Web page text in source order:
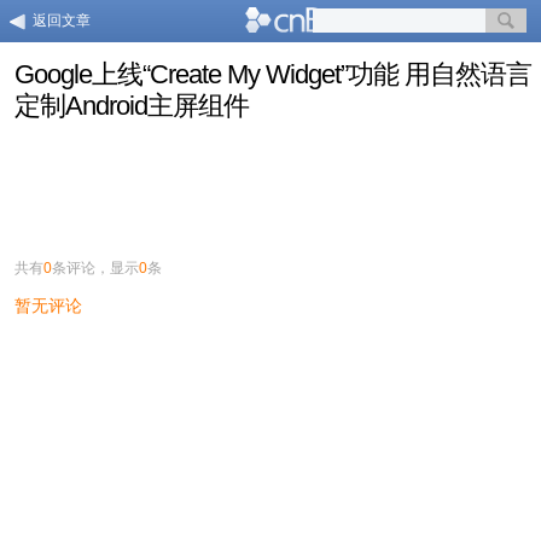
返回文章
Google上线“Create My Widget”功能 用自然语言
定制Android主屏组件
共有0条评论，显示0条
暂无评论